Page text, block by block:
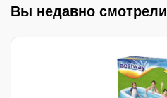
Вы недавно смотрели